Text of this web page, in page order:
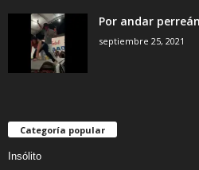
Por andar
septiembre 25, 2021
Categoría popular
Insólito